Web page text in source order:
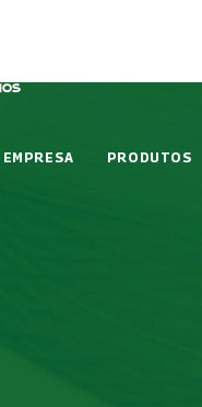
EMPRESA PRODUTOS